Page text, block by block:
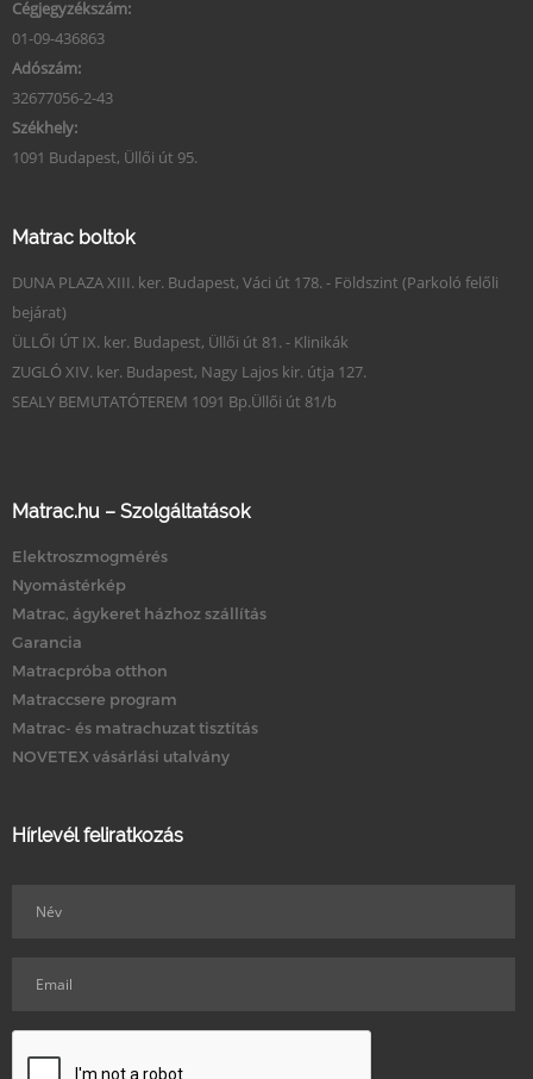
Cégjegyzékszám:
01-09-436863
Adószám:
32677056-2-43
Székhely:
1091 Budapest, Üllői út 95.
Matrac boltok
DUNA PLAZA XIII. ker. Budapest, Váci út 178. - Földszint (Parkoló felőli
bejárat)
ÜLLŐI ÚT IX. ker. Budapest, Üllői út 81. - Klinikák
ZUGLÓ XIV. ker. Budapest, Nagy Lajos kir. útja 127.
SEALY BEMUTATÓTEREM 1091 Bp.Üllői út 81/b
Matrac.hu – Szolgáltatások
Elektroszmogmérés
Nyomástérkép
Matrac, ágykeret házhoz szállítás
Garancia
Matracpróba otthon
Matraccsere program
Matrac- és matrachuzat tisztítás
NOVETEX vásárlási utalvány
Hírlevél feliratkozás